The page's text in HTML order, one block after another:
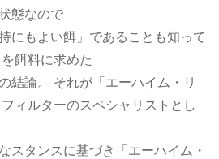
態なので
にもよい餌」であることも知って
餌料に求めた
結論。 それが「エーハイム・リ
ィルターのスペシャリストとし
スタンスに基づき「エーハイム・